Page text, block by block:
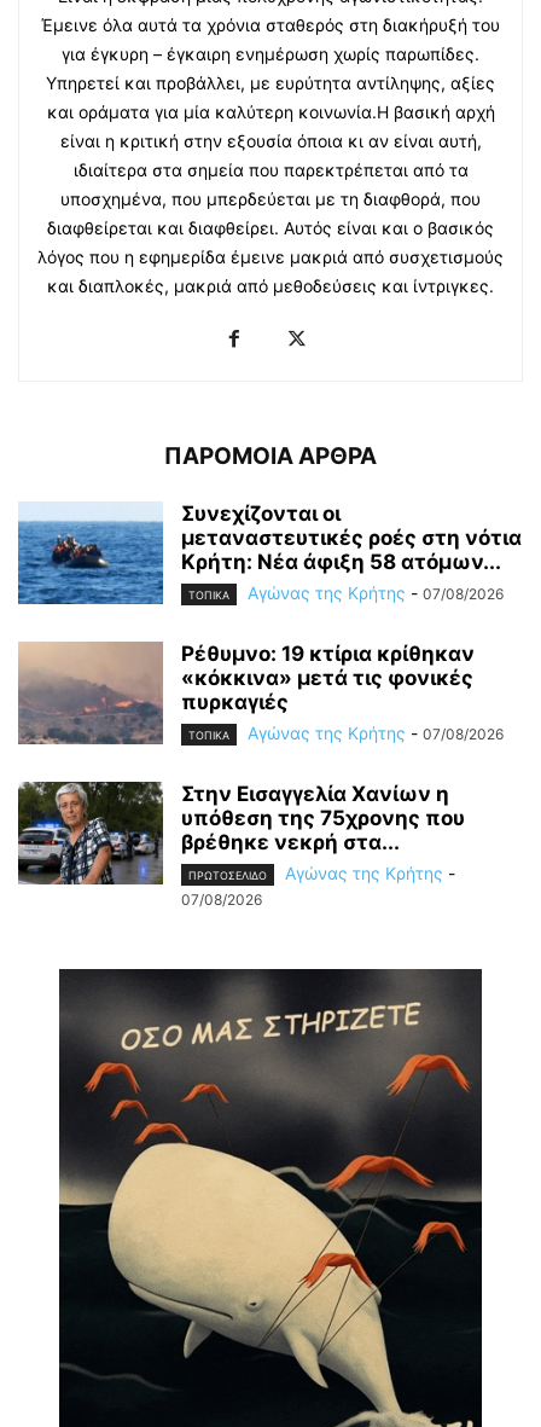
Έμεινε όλα αυτά τα χρόνια σταθερός στη διακήρυξή του
για έγκυρη – έγκαιρη ενημέρωση χωρίς παρωπίδες.
Υπηρετεί και προβάλλει, με ευρύτητα αντίληψης, αξίες
και οράματα για μία καλύτερη κοινωνία.Η βασική αρχή
είναι η κριτική στην εξουσία όποια κι αν είναι αυτή,
ιδιαίτερα στα σημεία που παρεκτρέπεται από τα
υποσχημένα, που μπερδεύεται με τη διαφθορά, που
διαφθείρεται και διαφθείρει. Αυτός είναι και ο βασικός
λόγος που η εφημερίδα έμεινε μακριά από συσχετισμούς
και διαπλοκές, μακριά από μεθοδεύσεις και ίντριγκες.
ΠΑΡΟΜΟΙΑ ΑΡΘΡΑ
Συνεχίζονται οι
μεταναστευτικές ροές στη νότια
Κρήτη: Νέα άφιξη 58 ατόμων...
ΤΟΠΙΚΑ Αγώνας της Κρήτης - 07/08/2026
Ρέθυμνο: 19 κτίρια κρίθηκαν
«κόκκινα» μετά τις φονικές
πυρκαγιές
ΤΟΠΙΚΑ Αγώνας της Κρήτης - 07/08/2026
Στην Εισαγγελία Χανίων η
υπόθεση της 75χρονης που
βρέθηκε νεκρή στα...
ΠΡΩΤΟΣΕΛΙΔΟ Αγώνας της Κρήτης -
07/08/2026